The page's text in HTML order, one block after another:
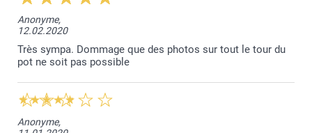
Anonyme,
12.02.2020
Très sympa. Dommage que des photos sur tout le tour du
pot ne soit pas possible
Anonyme,